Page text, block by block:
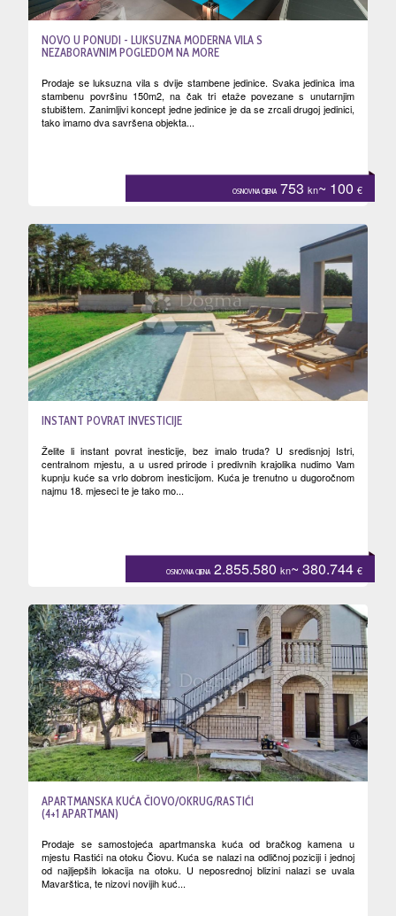
NOVO U PONUDI - LUKSUZNA MODERNA VILA S
NEZABORAVNIM POGLEDOM NA MORE
Prodaje se luksuzna vila s dvije stambene jedinice. Svaka jedinica ima
stambenu površinu 150m2, na čak tri etaže povezane s unutarnjim
stubištem. Zanimljivi koncept jedne jedinice je da se zrcali drugoj jedinici,
tako imamo dva savršena objekta...
OSNOVNA CIJENA 753 kn~ 100 €
INSTANT POVRAT INVESTICIJE
Želite li instant povrat inesticije, bez imalo truda? U sredisnjoj Istri,
centralnom mjestu, a u usred prirode i predivnih krajolika nudimo Vam
kupnju kuće sa vrlo dobrom inesticijom. Kuća je trenutno u dugoročnom
najmu 18. mjeseci te je tako mo...
OSNOVNA CIJENA 2.855.580 kn~ 380.744 €
APARTMANSKA KUĆA ČIOVO/OKRUG/RASTIĆI
(4+1 APARTMAN)
Prodaje se samostojeća apartmanska kuća od bračkog kamena u
mjestu Rastići na otoku Čiovu. Kuća se nalazi na odličnoj poziciji i jednoj
od najljepših lokacija na otoku. U neposrednoj blizini nalazi se uvala
Mavarštica, te nizovi novijih kuć...